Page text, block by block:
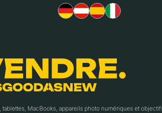
tablettes, MacBooks, appareils photo numériques et